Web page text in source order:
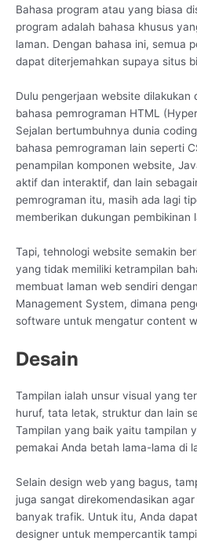
Bahasa program atau yang biasa
program adalah bahasa khusus
laman. Dengan bahasa ini, semua
dapat diterjemahkan supaya situs
Dulu pengerjaan website dilakukan
bahasa pemrograman HTML
Sejalan bertumbuhnya dunia
bahasa pemrograman lain seperti
penampilan komponen website,
aktif dan interaktif, dan lain
pemrograman itu, masih ada lagi
memberikan dukungan pembikinan
Tapi, tehnologi website semakin
yang tidak memiliki ketrampilan
membuat laman web sendiri
Management System, dimana
software untuk mengatur content
Desain
Tampilan ialah unsur visual yang
huruf, tata letak, struktur dan lain
Tampilan yang baik yaitu tampilan
pemakai Anda betah lama-lama di
Selain design web yang bagus,
juga sangat direkomendasikan
banyak trafik. Untuk itu, Anda
designer untuk mempercantik